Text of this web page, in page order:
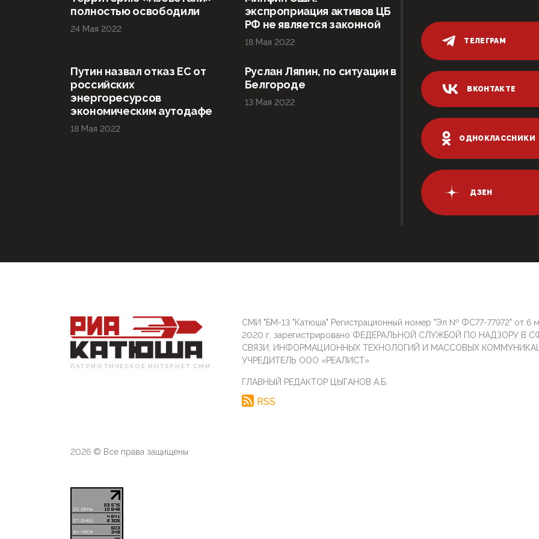
полностью освободили
24 Мая 2022
экспроприация активов ЦБ
РФ не является законной
18 Мая 2022
Путин назвал отказ ЕС от
российских
энергоресурсов
экономическим аутодафе
18 Мая 2022
Руслан Ляпин, по ситуации в
Белгороде
13 Мая 2022
ТЕЛЕГРАМ
ВКОНТАКТЕ
ОДНОКЛАССНИКИ
ДЗЕН
ПАТРИОТИЧЕСКОЕ ИНТЕРНЕТ СМИ
СМИ "БМ-13 "Катюша" Регистрационный номер "Эл № ФС77-77972" от 6
2020 г. зарегистрировано ФЕДЕРАЛЬНОЙ СЛУЖБОЙ ПО НАДЗОРУ В
СВЯЗИ, ИНФОРМАЦИОННЫХ ТЕХНОЛОГИЙ И МАССОВЫХ
УЧРЕДИТЕЛЬ ООО «РЕАЛИСТ»
ГЛАВНЫЙ РЕДАКТОР ЦЫГАНОВ А.Б.
RSS
2026 © Все права защищены